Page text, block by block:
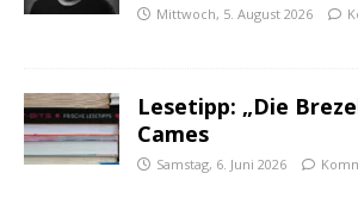
Mittwoch, 5. August 2026
Lesetipp: „Die
Cames
Samstag, 6. Juni 2026